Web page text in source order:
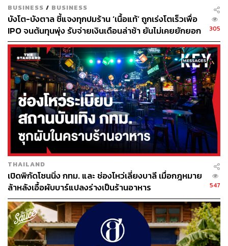
BUSINESS / BUSINESS
บังโต-บังตาล ชี้แจงทุกปมร้าน ‘เนื้อแท้’ ถูกเร่งโตเร็วเพื่อ
IPO จนต้นทุนพุ่ง รับจ่ายเงินเดือนล่าช้า ยันไม่เคยยักยอก
เงินประกันสังคม
305
THAILAND
เปิดพิกัดโซนนิ่ง กทม. และ ช่องโหว่เลี่ยงบาลี เมื่อกฎหมาย
ล้าหลังเอื้อผับบาร์แปลงร่างเป็นร้านอาหาร
547